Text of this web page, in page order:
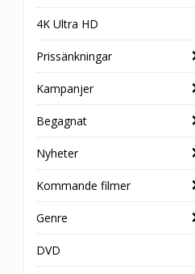
4K Ultra HD
Prissänkningar
Kampanjer
Begagnat
Nyheter
Kommande filmer
Genre
DVD